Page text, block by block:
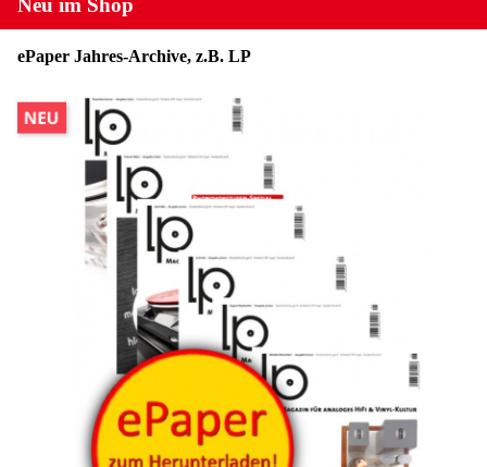
Neu im Shop
ePaper Jahres-Archive, z.B. LP